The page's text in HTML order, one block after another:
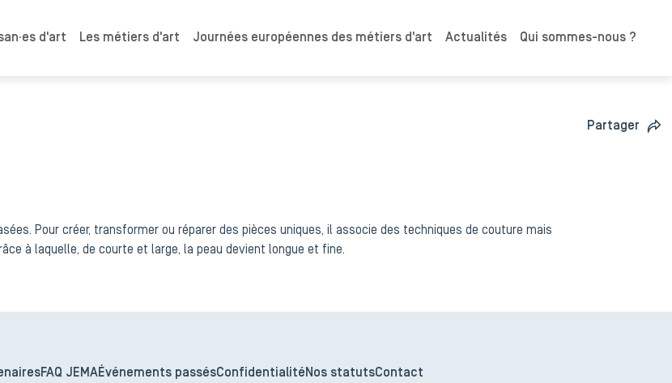
d'art Les métiers d'art Journées européennes des métiers d'art Actualités Qui sommes-nous ?
Partager
Pour créer, transformer ou réparer des pièces uniques, il associe des techniques de couture mais
à laquelle, de courte et large, la peau devient longue et fine.
FAQ JEMAÉvénements passésConfidentialité Nos statutsContact